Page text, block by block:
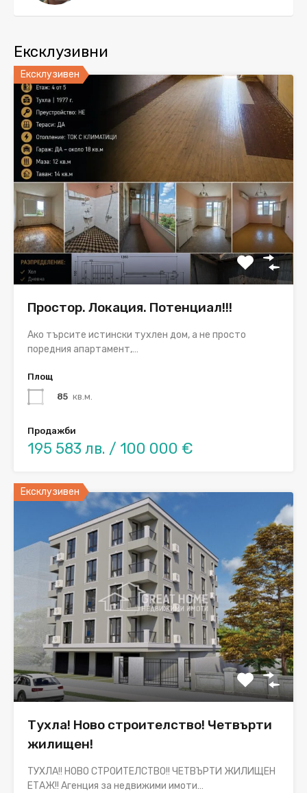
Ексклузивни
Ексклузивен
Простор. Локация. Потенциал!!!
Ако търсите истински тухлен дом, а не просто
поредния апартамент,…
Площ
85 кв.м.
Продажби
195 583 лв. / 100 000 €
Ексклузивен
Тухла! Ново строителство! Четвърти
жилищен!
ТУХЛА!! НОВО СТРОИТЕЛСТВО!! ЧЕТВЪРТИ ЖИЛИЩЕН
ЕТАЖ!! Агенция за недвижими имоти…